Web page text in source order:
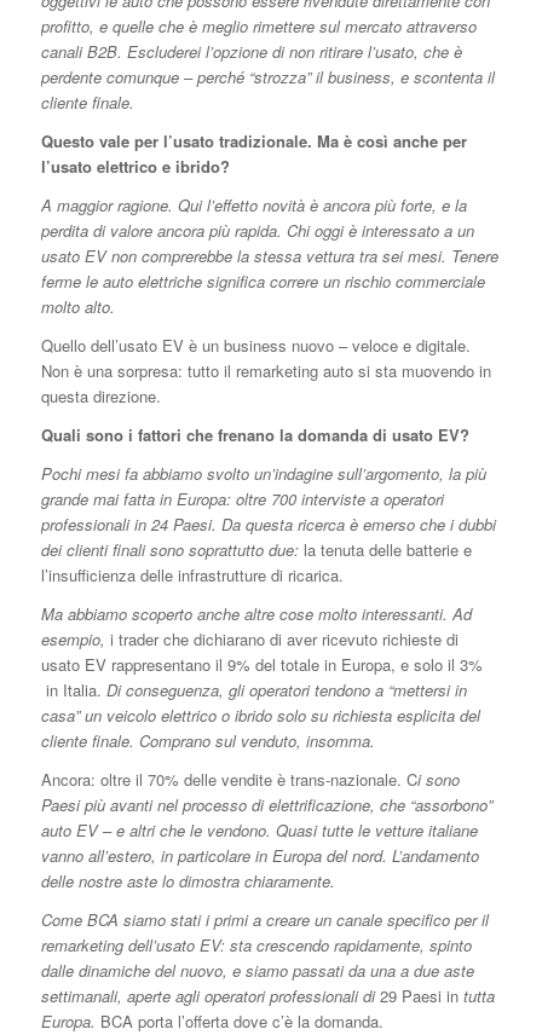
profitto, e quelle che è meglio rimettere sul mercato attraverso
canali B2B. Escluderei l’opzione di non ritirare l’usato, che è
perdente comunque – perché “strozza” il business, e scontenta il
cliente finale.
Questo vale per l’usato tradizionale. Ma è così anche per
l’usato elettrico e ibrido?
A maggior ragione. Qui l’effetto novità è ancora più forte, e la
perdita di valore ancora più rapida. Chi oggi è interessato a un
usato EV non comprerebbe la stessa vettura tra sei mesi. Tenere
ferme le auto elettriche significa correre un rischio commerciale
molto alto.
Quello dell’usato EV è un business nuovo – veloce e digitale.
Non è una sorpresa: tutto il remarketing auto si sta muovendo in
questa direzione.
Quali sono i fattori che frenano la domanda di usato EV?
Pochi mesi fa abbiamo svolto un’indagine sull’argomento, la più
grande mai fatta in Europa: oltre 700 interviste a operatori
professionali in 24 Paesi. Da questa ricerca è emerso che i dubbi
dei clienti finali sono soprattutto due: la tenuta delle batterie e
l’insufficienza delle infrastrutture di ricarica.
Ma abbiamo scoperto anche altre cose molto interessanti.Ad
esempio, i trader che dichiarano di aver ricevuto richieste di
usato EV rappresentano il 9% del totale in Europa, e solo il 3%
in Italia. Di conseguenza, gli operatori tendono a “mettersi in
casa” un veicolo elettrico o ibrido solo su richiesta esplicita del
cliente finale. Comprano sul venduto, insomma.
Ancora: oltre il 70% delle vendite è trans-nazionale. Ci sono
Paesi più avanti nel processo di elettrificazione, che “assorbono”
auto EV – e altri che le vendono. Quasi tutte le vetture italiane
vanno all’estero, in particolare in Europa del nord. L’andamento
delle nostre aste lo dimostra chiaramente.
Come BCA siamo stati i primi a creare un canale specifico per il
remarketing dell’usato EV: sta crescendo rapidamente, spinto
dalle dinamiche del nuovo, e siamo passati da una a due aste
settimanali, aperte agli operatori professionali di29 Paesi in tutta
Europa. BCA porta l’offerta dove c’è la domanda.